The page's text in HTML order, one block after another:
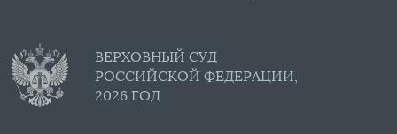
ВЕРХОВНЫЙ СУД
РОССИЙСКОЙ ФЕДЕРАЦИИ,
2026 ГОД